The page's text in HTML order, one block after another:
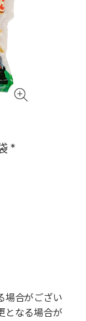
*
場合がござい
となる場合が